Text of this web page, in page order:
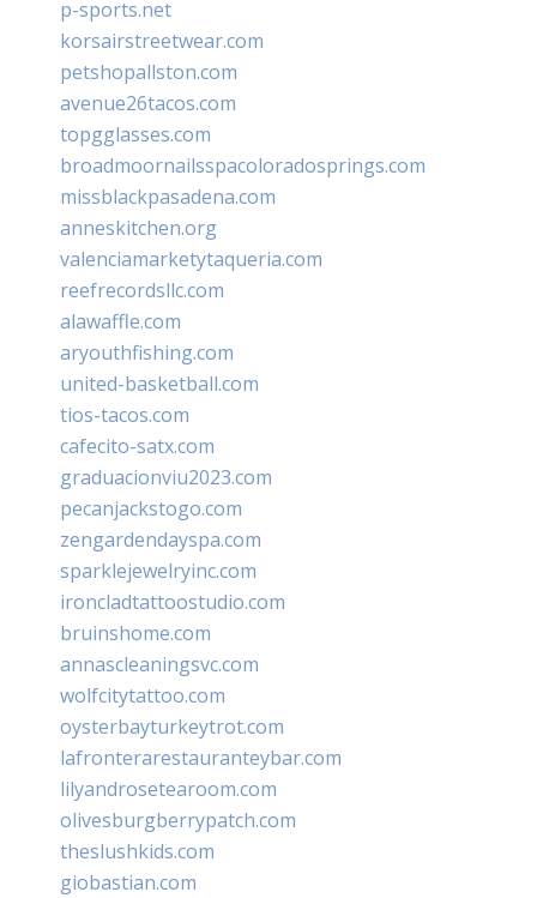
p-sports.net
korsairstreetwear.com
petshopallston.com
avenue26tacos.com
topgglasses.com
broadmoornailsspacoloradosprings.com
missblackpasadena.com
anneskitchen.org
valenciamarketytaqueria.com
reefrecordsllc.com
alawaffle.com
aryouthfishing.com
united-basketball.com
tios-tacos.com
cafecito-satx.com
graduacionviu2023.com
pecanjackstogo.com
zengardendayspa.com
sparklejewelryinc.com
ironcladtattoostudio.com
bruinshome.com
annascleaningsvc.com
wolfcitytattoo.com
oysterbayturkeytrot.com
lafronterarestauranteybar.com
lilyandrosetearoom.com
olivesburgberrypatch.com
theslushkids.com
giobastian.com